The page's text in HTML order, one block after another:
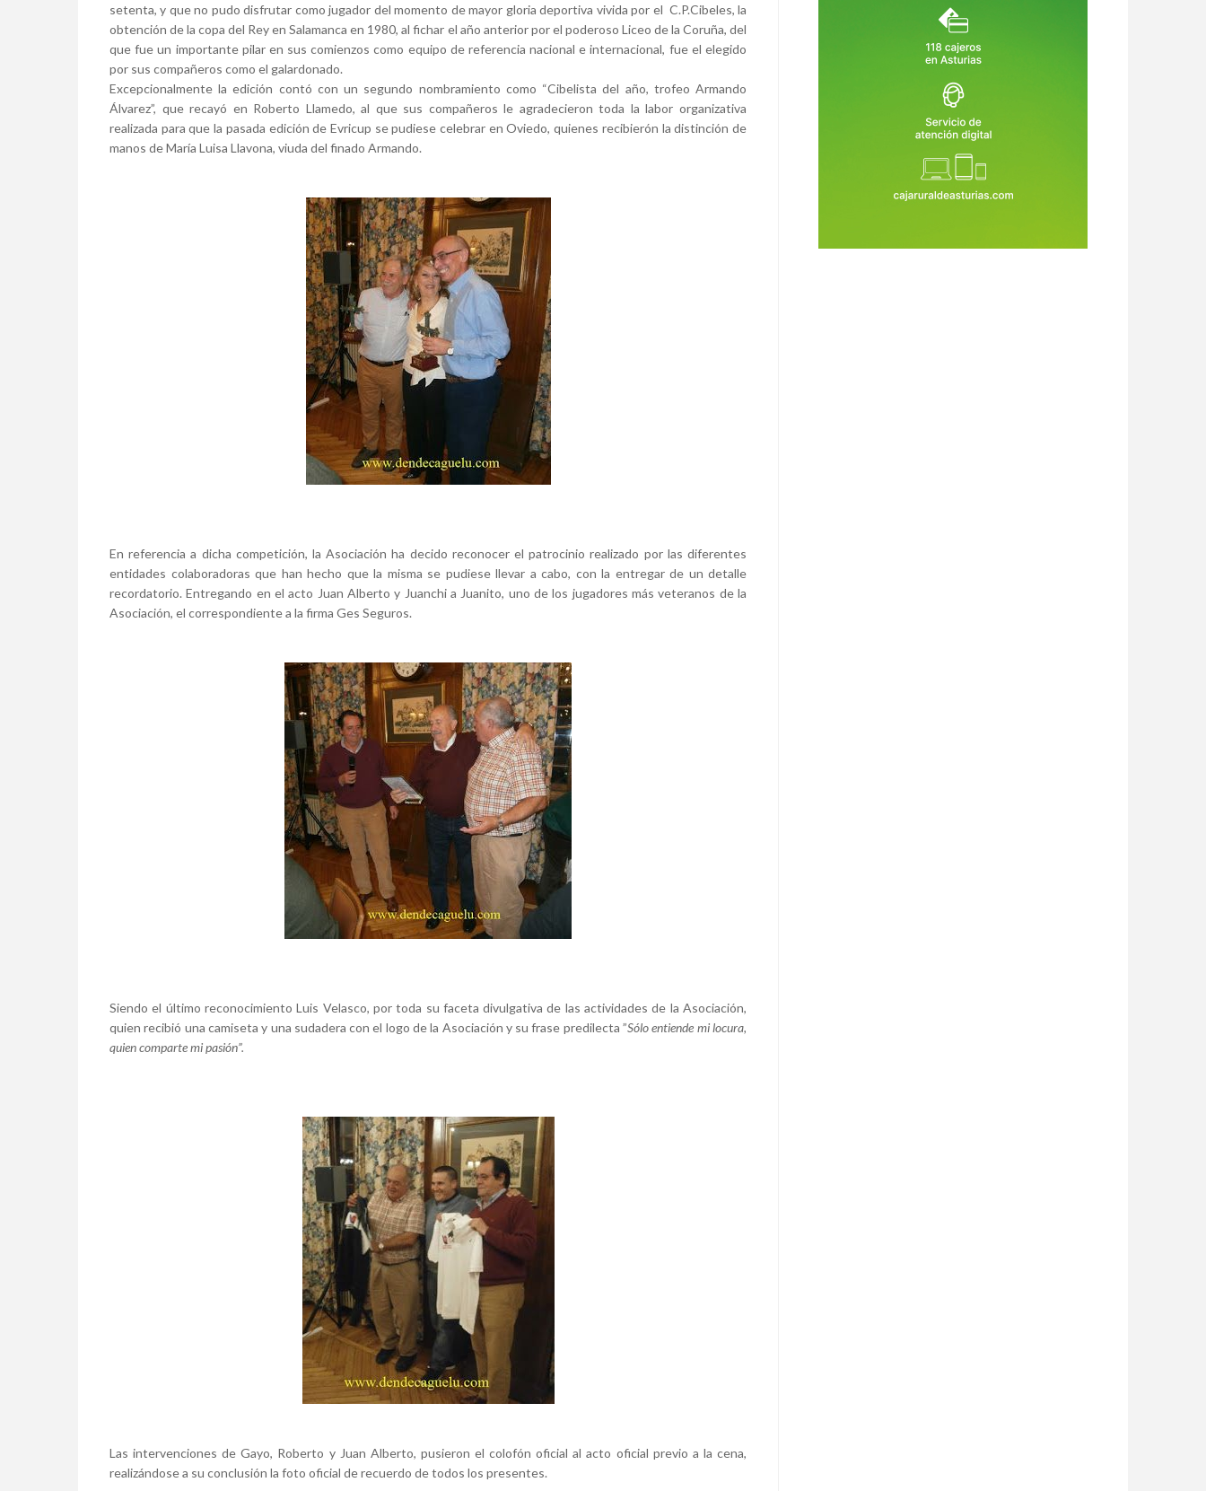
setenta, y que no pudo disfrutar como jugador del momento de mayor gloria deportiva vivida por el C.P.Cibeles, la
obtención de la copa del Rey en Salamanca en 1980, al fichar el año anterior por el poderoso Liceo de la Coruña, del
que fue un importante pilar en sus comienzos como equipo de referencia nacional e internacional, fue el elegido
por sus compañeros como el galardonado.
Excepcionalmente la edición contó con un segundo nombramiento como “Cibelista del año, trofeo Armando
Álvarez”, que recayó en Roberto Llamedo, al que sus compañeros le agradecieron toda la labor organizativa
realizada para que la pasada edición de Evricup se pudiese celebrar en Oviedo, quienes recibierón la distinción de
manos de María Luisa Llavona, viuda del finado Armando.
En referencia a dicha competición, la Asociación ha decido reconocer el patrocinio realizado por las diferentes
entidades colaboradoras que han hecho que la misma se pudiese llevar a cabo, con la entregar de un detalle
recordatorio. Entregando en el acto Juan Alberto y Juanchi a Juanito, uno de los jugadores más veteranos de la
Asociación, el correspondiente a la firma Ges Seguros.
Siendo el último reconocimiento Luis Velasco, por toda su faceta divulgativa de las actividades de la Asociación,
quien recibió una camiseta y una sudadera con el logo de la Asociación y su frase predilecta ”Sólo entiende mi locura,
quien comparte mi pasión”.
Las intervenciones de Gayo, Roberto y Juan Alberto, pusieron el colofón oficial al acto oficial previo a la cena,
realizándose a su conclusión la foto oficial de recuerdo de todos los presentes.